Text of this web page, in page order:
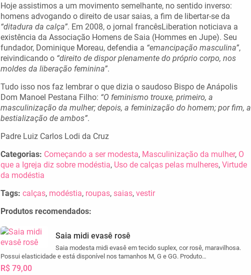
Hoje assistimos a um movimento semelhante, no sentido inverso:
homens advogando o direito de usar saias, a fim de libertar-se da
“ditadura da calça”. Em 2008, o jornal francêsLiberation noticiava a
existência da Associação Homens de Saia (Hommes en Jupe). Seu
fundador, Dominique Moreau, defendia a “emancipação masculina”,
reivindicando o “direito de dispor plenamente do próprio corpo, nos
moldes da liberação feminina”.
Tudo isso nos faz lembrar o que dizia o saudoso Bispo de Anápolis
Dom Manoel Pestana Filho: “O feminismo trouxe, primeiro, a
masculinização da mulher; depois, a feminização do homem; por fim, a
bestialização de ambos”.
Padre Luiz Carlos Lodi da Cruz
Categorias: Começando a ser modesta, Masculinização da mulher, O
que a Igreja diz sobre modéstia, Uso de calças pelas mulheres, Virtude
da modéstia
Tags: calças, modéstia, roupas, saias, vestir
Produtos recomendados:
Saia midi evasê rosê
Saia modesta midi evasê em tecido suplex, cor rosê, maravilhosa.
Possui elasticidade e está disponível nos tamanhos M, G e GG. Produto…
R$ 79,00